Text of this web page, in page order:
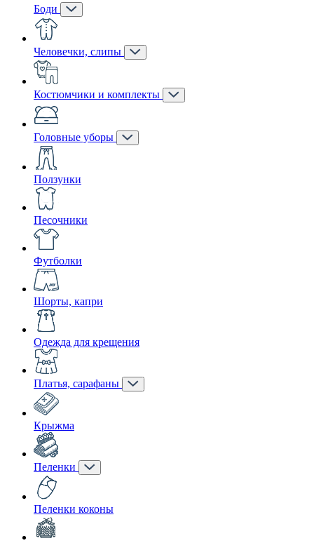
Боди
Человечки, слипы
Костюмчики и комплекты
Головные уборы
Ползунки
Песочники
Футболки
Шорты, капри
Одежда для крещения
Платья, сарафаны
Крыжма
Пеленки
Пеленки коконы